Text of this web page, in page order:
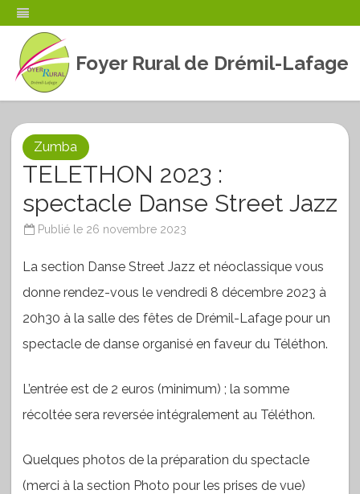
Foyer Rural de Drémil-Lafage
Skip
content
Zumba
TELETHON 2023 :
spectacle Danse Street Jazz
Publié le 26 novembre 2023
La section Danse Street Jazz et néoclassique vous
donne rendez-vous le vendredi 8 décembre 2023 à
20h30 à la salle des fêtes de Drémil-Lafage pour un
spectacle de danse organisé en faveur du Téléthon.
L’entrée est de 2 euros (minimum) ; la somme
récoltée sera reversée intégralement au Téléthon.
Quelques photos de la préparation du spectacle
(merci à la section Photo pour les prises de vue)